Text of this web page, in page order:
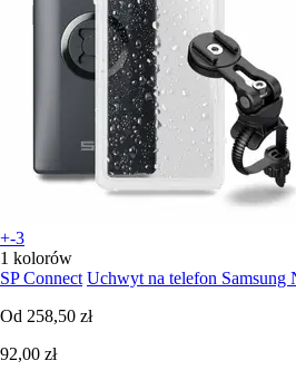
+-3
1 kolorów
SP Connect Uchwyt na telefon Samsung
Od 258,50 zł
92,00 zł